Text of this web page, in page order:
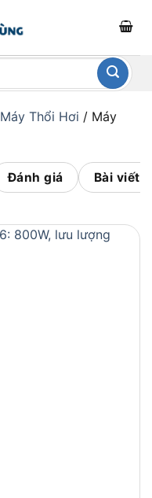
Máy Thổi Hơi / Máy
Đánh giá Bài viết